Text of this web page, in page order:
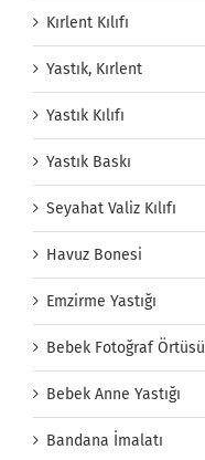
Kırlent Kılıfı
Yastık, Kırlent
Yastık Kılıfı
Yastık Baskı
Seyahat Valiz Kılıfı
Havuz Bonesi
Emzirme Yastığı
Bebek Fotoğraf Örtüsü
Bebek Anne Yastığı
Bandana İmalatı